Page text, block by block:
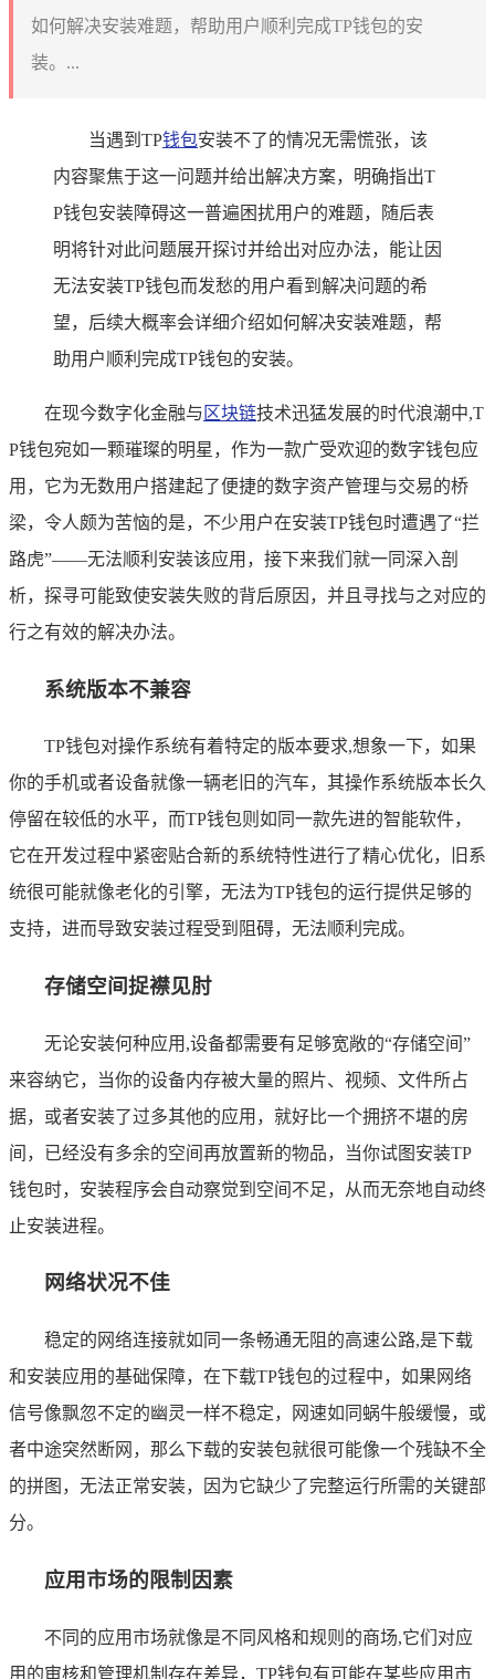
如何解决安装难题，帮助用户顺利完成TP钱包的安
装。...
当遇到TP钱包安装不了的情况无需慌张，该
内容聚焦于这一问题并给出解决方案，明确指出T
P钱包安装障碍这一普遍困扰用户的难题，随后表
明将针对此问题展开探讨并给出对应办法，能让因
无法安装TP钱包而发愁的用户看到解决问题的希
望，后续大概率会详细介绍如何解决安装难题，帮
助用户顺利完成TP钱包的安装。
在现今数字化金融与 区块链技术迅猛发展的时代浪潮中,T
P钱包宛如一颗璀璨的明星，作为一款广受欢迎的数字钱包应
用，它为无数用户搭建起了便捷的数字资产管理与交易的桥
梁，令人颇为苦恼的是，不少用户在安装TP钱包时遭遇了“拦
路虎”——无法顺利安装该应用，接下来我们就一同深入剖
析，探寻可能致使安装失败的背后原因，并且寻找与之对应的
行之有效的解决办法。
系统版本不兼容
TP钱包对操作系统有着特定的版本要求,想象一下，如果
你的手机或者设备就像一辆老旧的汽车，其操作系统版本长久
停留在较低的水平，而TP钱包则如同一款先进的智能软件，
它在开发过程中紧密贴合新的系统特性进行了精心优化，旧系
统很可能就像老化的引擎，无法为TP钱包的运行提供足够的
支持，进而导致安装过程受到阻碍，无法顺利完成。
存储空间捉襟见肘
无论安装何种应用,设备都需要有足够宽敞的“存储空间”
来容纳它，当你的设备内存被大量的照片、视频、文件所占
据，或者安装了过多其他的应用，就好比一个拥挤不堪的房
间，已经没有多余的空间再放置新的物品，当你试图安装TP
钱包时，安装程序会自动察觉到空间不足，从而无奈地自动终
止安装进程。
网络状况不佳
稳定的网络连接就如同一条畅通无阻的高速公路,是下载
和安装应用的基础保障，在下载TP钱包的过程中，如果网络
信号像飘忽不定的幽灵一样不稳定，网速如同蜗牛般缓慢，或
者中途突然断网，那么下载的安装包就很可能像一个残缺不全
的拼图，无法正常安装，因为它缺少了完整运行所需的关键部
分。
应用市场的限制因素
不同的应用市场就像是不同风格和规则的商场,它们对应
用的审核和管理机制存在差异，TP钱包有可能在某些应用市